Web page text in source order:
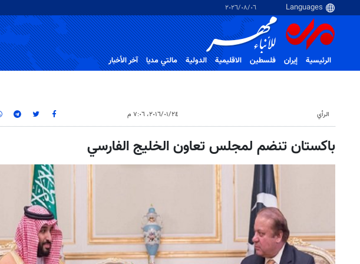
٠٦‏/٠٨‏/٢٠٢٦
الرئيسية إيران فلسطین الاقلیمیة الدولية مالتي مدیا آخر الأخبار
الرأي ٢٤‏/٠١‏/٢٠١٦، ٧:٠٦ م
باكستان تنضم لمجلس تعاون الخليج الفارسي